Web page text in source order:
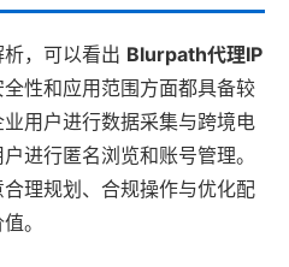
，可以看出 Blurpath代理IP
性和应用范围方面都具备较
用户进行数据采集与跨境电
进行匿名浏览和账号管理。
理规划、合规操作与优化配
。